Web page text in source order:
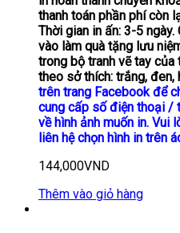
thanh toán phần phí còn
Thời gian in ấn: 3-5
vào làm quà tặng lưu
trong bộ tranh vẽ tay của
theo sở thích: trắng, đen,
trên trang Facebook để
cung cấp số điện thoại /
về hình ảnh muốn in. Vui
liên hệ chọn hình in trên
144,000VND
Thêm vào giỏ hàng